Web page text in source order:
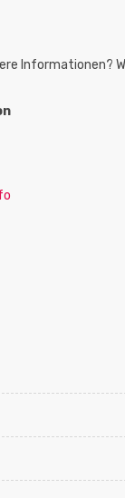
Informationen?